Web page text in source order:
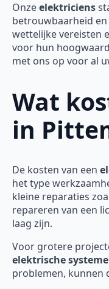
Onzeelektriciens
betrouwbaarheid
wettelijke vereisten
voor hun
met ons op voor al
Wat
in
De kosten van een
het type
kleine reparaties
repareren van een
laag zijn.
Voor grotere
elektrische
problemen, kunnen